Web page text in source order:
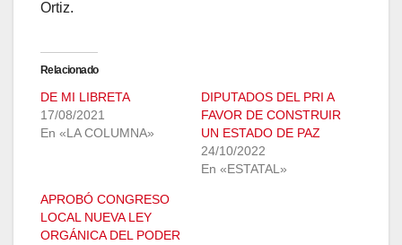
Ortiz.
Relacionado
DE MI LIBRETA
17/08/2021
En «LA COLUMNA»
DIPUTADOS DEL PRI A
FAVOR DE CONSTRUIR
UN ESTADO DE PAZ
24/10/2022
En «ESTATAL»
APROBÓ CONGRESO
LOCAL NUEVA LEY
ORGÁNICA DEL PODER